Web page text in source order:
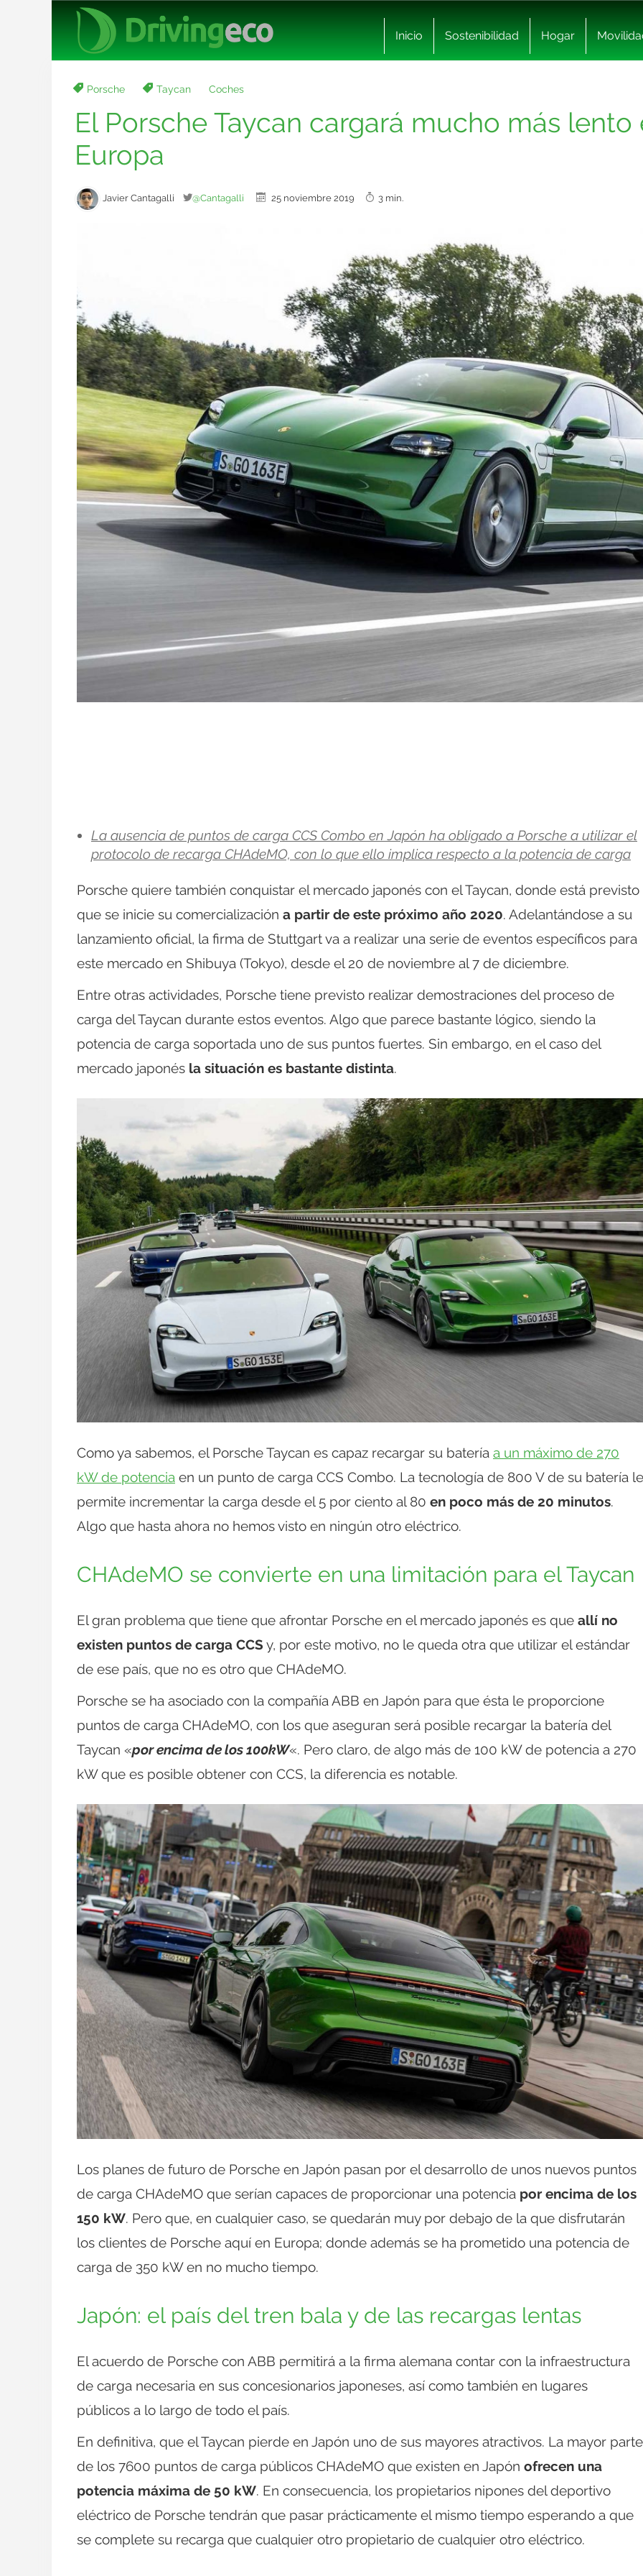
Inicio Sostenibilidad Hogar
Porsche Taycan Coches
El Porsche Taycan cargará mucho más
Europa
Javier Cantagalli @Cantagalli 25 noviembre 2019 3 min.
La ausencia de puntos de carga CCS Combo en Japón ha obligado a Porsche a utilizar el
protocolo de recarga CHAdeMO, con lo que ello implica respecto a la potencia de carga
Porsche quiere también conquistar el mercado japonés con el Taycan, donde está previsto
que se inicie su comercialización a partir de este próximo año 2020. Adelantándose a su
lanzamiento oficial, la firma de Stuttgart va a realizar una serie de eventos específicos para
este mercado en Shibuya (Tokyo), desde el 20 de noviembre al 7 de diciembre.
Entre otras actividades, Porsche tiene previsto realizar demostraciones del proceso de
carga del Taycan durante estos eventos. Algo que parece bastante lógico, siendo la
potencia de carga soportada uno de sus puntos fuertes. Sin embargo, en el caso del
mercado japonés la situación es bastante distinta.
Como ya sabemos, el Porsche Taycan es capaz recargar su batería a un máximo de 270
kW de potencia en un punto de carga CCS Combo. La tecnología de 800 V de su batería le
permite incrementar la carga desde el 5 por ciento al 80 en poco más de 20 minutos.
Algo que hasta ahora no hemos visto en ningún otro eléctrico.
CHAdeMO se convierte en una limitación para el Taycan
El gran problema que tiene que afrontar Porsche en el mercado japonés es que allí no
existen puntos de carga CCS y, por este motivo, no le queda otra que utilizar el estándar
de ese país, que no es otro que CHAdeMO.
Porsche se ha asociado con la compañía ABB en Japón para que ésta le proporcione
puntos de carga CHAdeMO, con los que aseguran será posible recargar la batería del
Taycan «por encima de los 100kW«. Pero claro, de algo más de 100 kW de potencia a 270
kW que es posible obtener con CCS, la diferencia es notable.
Los planes de futuro de Porsche en Japón pasan por el desarrollo de unos nuevos puntos
de carga CHAdeMO que serían capaces de proporcionar una potencia por encima de los
150 kW. Pero que, en cualquier caso, se quedarán muy por debajo de la que disfrutarán
los clientes de Porsche aquí en Europa; donde además se ha prometido una potencia de
carga de 350 kW en no mucho tiempo.
Japón: el país del tren bala y de las recargas lentas
El acuerdo de Porsche con ABB permitirá a la firma alemana contar con la infraestructura
de carga necesaria en sus concesionarios japoneses, así como también en lugares
públicos a lo largo de todo el país.
En definitiva, que el Taycan pierde en Japón uno de sus mayores atractivos. La mayor parte
de los 7600 puntos de carga públicos CHAdeMO que existen en Japón ofrecen una
potencia máxima de 50 kW. En consecuencia, los propietarios nipones del deportivo
eléctrico de Porsche tendrán que pasar prácticamente el mismo tiempo esperando a que
se complete su recarga que cualquier otro propietario de cualquier otro eléctrico.